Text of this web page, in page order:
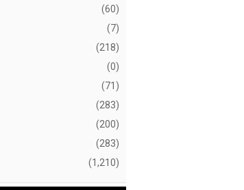
(60)
(7)
(218)
(0)
(71)
(283)
(200)
(283)
(1,210)